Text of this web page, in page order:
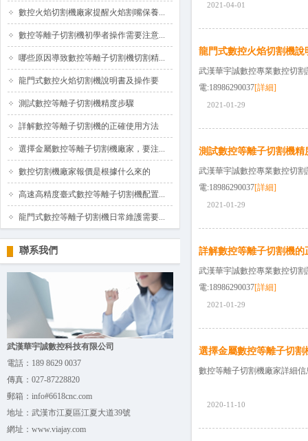
數控火焰切割機廠家提醒火焰割嘴保養...
數控等離子切割機初學者操作需要注意...
哪些原因導致數控等離子切割機切割精...
龍門式數控火焰切割機說明書及操作要
測試數控等離子切割機精度步驟
詳解數控等離子切割機的正確使用方法
選擇金屬數控等離子切割機廠家，要注...
數控切割機廠家報價是根據什么來的
高速高精度臺式數控等離子切割機配置...
龍門式數控等離子切割機日常維護需要...
聯系我們
武漢華宇誠數控科技有限公司
電話： 189 8629 0037
傳真： 027-87228820
郵箱： info#6618cnc.com
地址： 武漢市江夏區江夏大道39號
網址： www.viajay.com
2021-04-01
龍門式數控火焰切割機說
武漢華宇誠數控專業數控切
電:18986290037[詳細]
2021-01-29
測試數控等離子切割機精
武漢華宇誠數控專業數控切
電:18986290037[詳細]
2021-01-29
詳解數控等離子切割機的
武漢華宇誠數控專業數控切
電:18986290037[詳細]
2021-01-29
選擇金屬數控等離子切割機
數控等離子切割機廠家詳細信息
2020-11-10